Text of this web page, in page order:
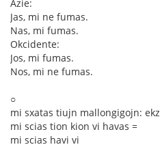
Azie:
Jas, mi ne fumas.
Nas, mi fumas.
Okcidente:
Jos, mi fumas.
Nos, mi ne fumas.
○
mi sxatas tiujn mallongigojn: ekz
mi scias tion kion vi havas =
mi scias havi vi